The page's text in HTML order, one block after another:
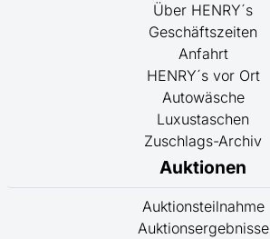
Über HENRY´s
Geschäftszeiten
Anfahrt
HENRY´s vor Ort
Autowäsche
Luxustaschen
Zuschlags-Archiv
Auktionen
Auktionsteilnahme
Auktionsergebnisse